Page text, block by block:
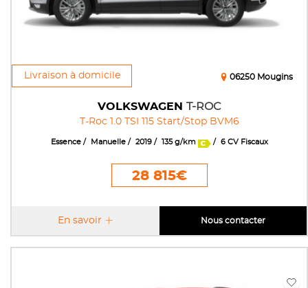
Livraison à domicile
VOLKSWAGEN T-ROC
T-Roc 1.0 TSI 115 Start/Stop BVM6
06250 Mougins
Essence Manuelle 2019 135 g/km 6 CV Fiscaux
28 815€
En savoir Nous contacter